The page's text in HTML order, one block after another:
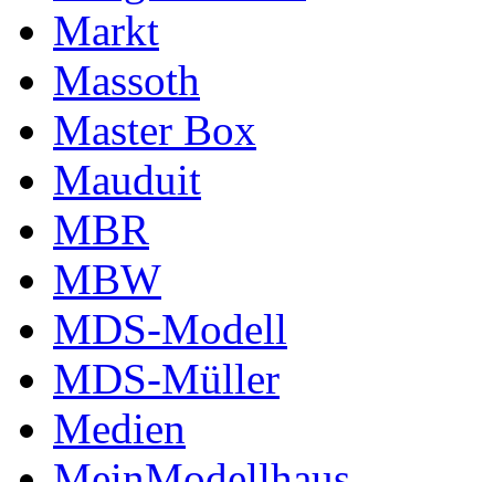
Markt
Massoth
Master Box
Mauduit
MBR
MBW
MDS-Modell
MDS-Müller
Medien